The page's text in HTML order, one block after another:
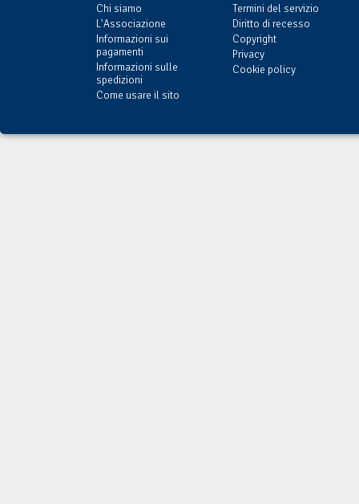
Chi siamo
L'Associazione
Informazioni sui
pagamenti
Informazioni sulle
spedizioni
Come usare il sito
Termini del servizio
Diritto di recesso
Copyright
Privacy
Cookie policy